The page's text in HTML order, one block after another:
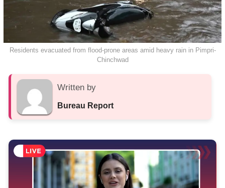
Residents evacuated from flood-prone areas amid heavy rain in Pimpri-
Chinchwad
Written by
Bureau Report